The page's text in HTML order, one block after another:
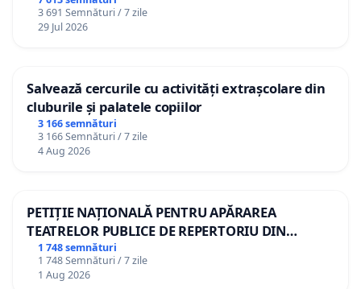
3 691 Semnături / 7 zile
29 Jul 2026
Salvează cercurile cu activități extrașcolare din
cluburile și palatele copiilor
3 166 semnături
3 166 Semnături / 7 zile
4 Aug 2026
PETIȚIE NAȚIONALĂ PENTRU APĂRAREA
TEATRELOR PUBLICE DE REPERTORIU DIN
ROMÂNIA
1 748 semnături
1 748 Semnături / 7 zile
1 Aug 2026